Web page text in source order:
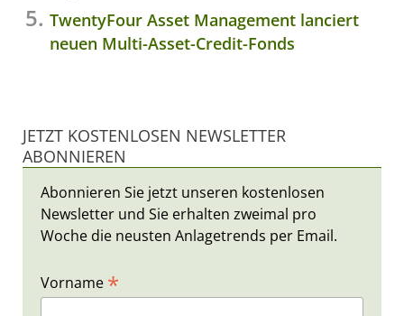
TwentyFour Asset Management lanciert
neuen Multi-Asset-Credit-Fonds
JETZT KOSTENLOSEN NEWSLETTER
ABONNIEREN
Abonnieren Sie jetzt unseren kostenlosen
Newsletter und Sie erhalten zweimal pro
Woche die neusten Anlagetrends per Email.
Vorname *